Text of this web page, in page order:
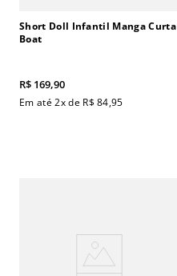
Short Doll Infantil Manga Curta
Boat
R$ 169,90
Em até2x de R$ 84,95